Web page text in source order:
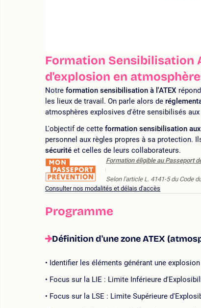
Formation Sensibilisation
d'explosion en
Notre formation sensibilisation à l'ATEX
les lieux de travail. On parle alors de
atmosphères explosives d'être sensibilisés
L'objectif de cette formation sensibilisation
personnel aux règles propres à sa protection.
sécurité et celles de leurs collaborateurs.
Formation éligible au Passeport
Selon l'article L. 4141-5 du Code
Consulter nos modalités et délais d'accès
Programme
Définition d'une zone ATEX
Identifier les éléments générant une explosion
Focus sur la LIE : Limite Inférieure
Focus sur la LSE : Limite Supérieure